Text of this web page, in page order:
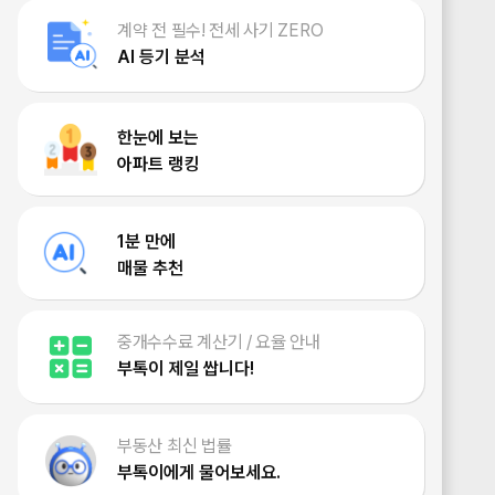
계약 전 필수! 전세 사기 ZERO
AI 등기 분석
한눈에 보는
아파트 랭킹
1분 만에
매물 추천
중개수수료 계산기 / 요율 안내
부톡이 제일 쌉니다!
부동산 최신 법률
부톡이에게 물어보세요.